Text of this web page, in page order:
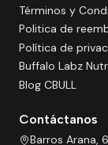
Términos y
Politica de
Política de
Buffalo Labz
Blog CBULL
Contáctanos
Barros Arana,